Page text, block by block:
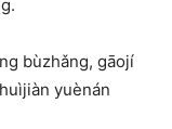
bùzhǎng, gāojí
yuènán